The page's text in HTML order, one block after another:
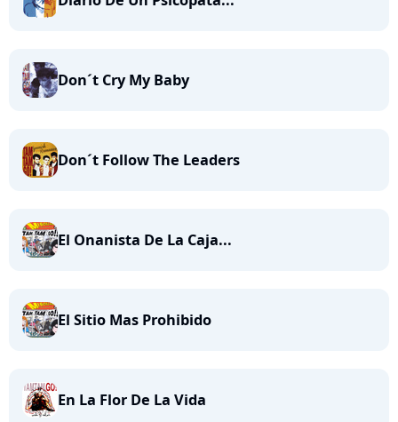
Don´t Cry My Baby
Don´t Follow The Leaders
El Onanista De La Caja...
El Sitio Mas Prohibido
En La Flor De La Vida